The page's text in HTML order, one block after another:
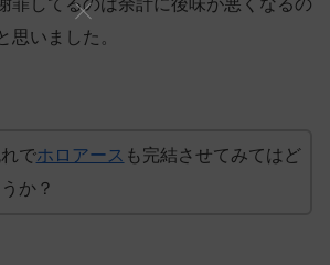
罪してるのは余計に後味が悪くなるの
思いました。
でホロアース も完結させてみてはど
か？